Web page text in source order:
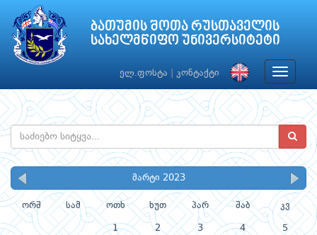
ბათუმის შოთა რუსთაველის
სახელმწიფო უნივერსიტეტი
ელ.ფოსტა კონტაქტი
Toggle
მარტი 2023
ორშ სამ ოთხ ხუთ პარ შაბ კვ
1 2 3 4 5